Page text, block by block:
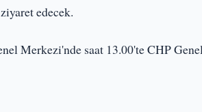
edecek.
Merkezi'nde saat 13.00'te CHP